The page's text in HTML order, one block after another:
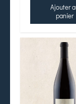
Ajouter
panier